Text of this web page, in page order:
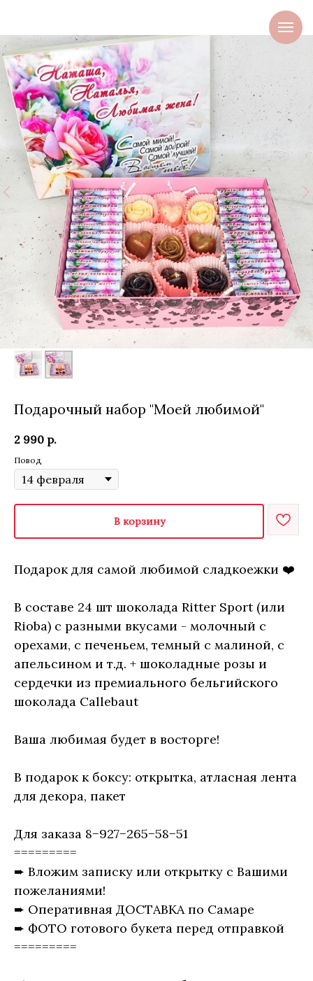
Подарочный набор "Моей любимой"
2 990 р.
Повод
В корзину
Подарок для самой любимой сладкоежки ❤️
В составе 24 шт шоколада Ritter Sport (или
Rioba) с разными вкусами - молочный с
орехами, с печеньем, темный с малиной, с
апельсином и т.д. + шоколадные розы и
сердечки из премиального бельгийского
шоколада Callebaut
Ваша любимая будет в восторге!
В подарок к боксу: открытка, атласная лента
для декора, пакет
Для заказа 8−927−265−58−51
=========
➨ Вложим записку или открытку с Вашими
пожеланиями!
➨ Оперативная ДОСТАВКА по Самаре
➨ ФОТО готового букета перед отправкой
=========